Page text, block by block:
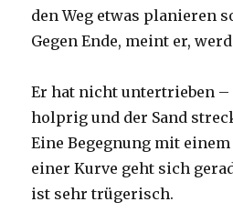
den Weg etwas planieren
Gegen Ende, meint er,
Er hat nicht untertrieben
holprig und der Sand
Eine Begegnung mit
einer Kurve geht sich
ist sehr trügerisch.